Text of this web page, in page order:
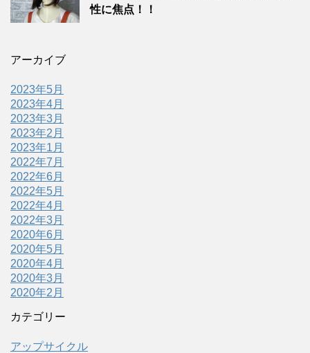
性に焦点！！
アーカイブ
2023年5月
2023年4月
2023年3月
2023年2月
2023年1月
2022年7月
2022年6月
2022年5月
2022年4月
2022年3月
2020年6月
2020年5月
2020年4月
2020年3月
2020年2月
カテゴリー
アップサイクル